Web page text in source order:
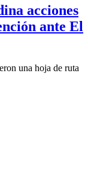
acciones
ante El
una hoja de ruta